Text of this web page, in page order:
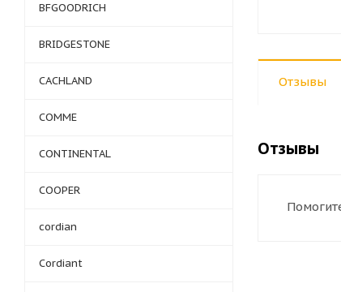
Отзывы
Отзывы
BFGOODRICH
BRIDGESTONE
CACHLAND
COMME
CONTINENTAL
COOPER
cordian
Cordiant